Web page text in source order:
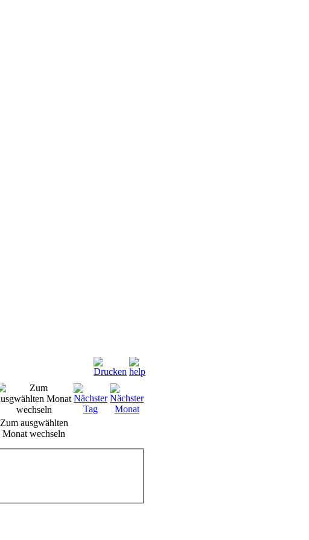
Zum ausgwählten
Monat wechseln